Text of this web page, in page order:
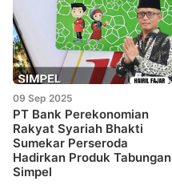
09 Sep 2025
PT Bank Perekonomian
Rakyat Syariah Bhakti
Sumekar Perseroda
Hadirkan Produk Tabungan
Simpel